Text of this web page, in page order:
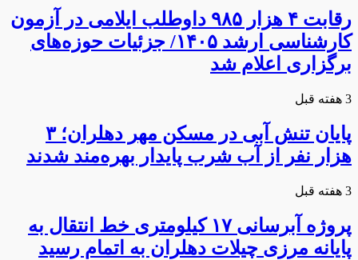
رقابت ۴ هزار ۹۸۵ داوطلب ایلامی در آزمون
کارشناسی ارشد ۱۴۰۵/ جزئیات حوزه‌های
برگزاری اعلام شد
3 هفته قبل
پایان تنش آبی در مسکن مهر دهلران؛ ۳
هزار نفر از آب شرب پایدار بهره‌مند شدند
3 هفته قبل
پروژه آبرسانی ۱۷ کیلومتری خط انتقال به
پایانه مرزی چیلات دهلران به اتمام رسید